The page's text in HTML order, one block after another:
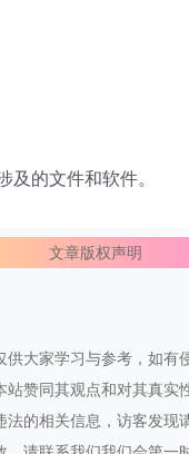
及的文件和软件。
文章版权声明
大家学习与参考，如有
赞同其观点和对其真实
的相关信息，访客发现